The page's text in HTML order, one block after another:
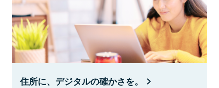
住所に、デジタルの確かさを。